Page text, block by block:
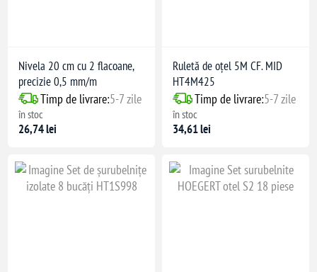
Nivela 20 cm cu 2 flacoane,
precizie 0,5 mm/m
Timp de livrare:5-7 zile
în stoc
26,74 lei
Ruletă de oțel 5M CF. MID
HT4M425
Timp de livrare:5-7 zile
în stoc
34,61 lei